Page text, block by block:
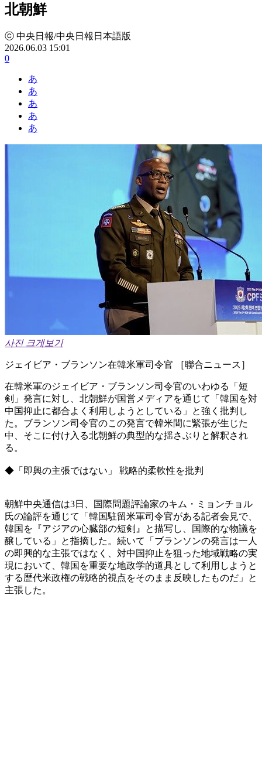
北朝鮮
ⓒ 中央日報/中央日報日本語版
2026.06.03 15:01
0
あ
あ
あ
あ
あ
사진 크게보기
ジェイビア・ブランソン在韓米軍司令官 ［聯合ニュース］
在韓米軍のジェイビア・ブランソン司令官のいわゆる「短
剣」発言に対し、北朝鮮が国営メディアを通じて「韓国を対
中国抑止に都合よく利用しようとしている」と強く批判し
た。ブランソン司令官のこの発言で韓米間に緊張が生じた
中、そこに付け入る北朝鮮の典型的な揺さぶりと解釈され
る。
◆「即興の主張ではない」 戦略的柔軟性を批判
朝鮮中央通信は3日、国際問題評論家のキム・ミョンチョル
氏の論評を通じて「韓国駐留米軍司令官がある記者会見で、
韓国を『アジアの心臓部の短剣』と描写し、国際的な物議を
醸している」と指摘した。続いて「ブランソンの発言は一人
の即興的な主張ではなく、対中国抑止を狙った地域戦略の実
現において、韓国を重要な地政学的道具として利用しようと
する歴代米政権の戦略的視点をそのまま反映したものだ」と
主張した。